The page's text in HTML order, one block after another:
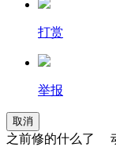
打赏
举报
取消
之前修的什么了